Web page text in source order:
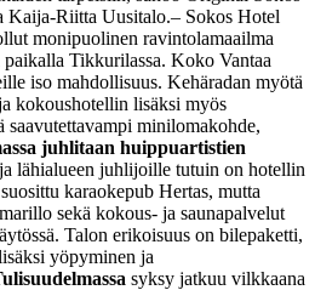
Kaija-Riitta Uusitalo.– Sokos Hotel
monipuolinen ravintolamaailma
Tikkurilassa. Koko Vantaa
iso mahdollisuus. Kehäradan myötä
kokoushotellin lisäksi myös
saavutettavampi minilomakohde,
juhlitaan huippuartistien
lähialueen juhlijoille tutuin on hotellin
karaokepub Hertas, mutta
sekä kokous- ja saunapalvelut
Talon erikoisuus on bilepaketti,
yöpyminen ja
syksy jatkuu vilkkaana